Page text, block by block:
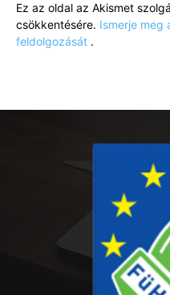
Ez az oldal az Akismet
csökkentésére. Ismerje meg
feldolgozását .